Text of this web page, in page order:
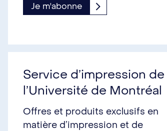
Je m'abonne
Service d’impression de
l’Université de Montréal
Offres et produits exclusifs en
matière d’impression et de